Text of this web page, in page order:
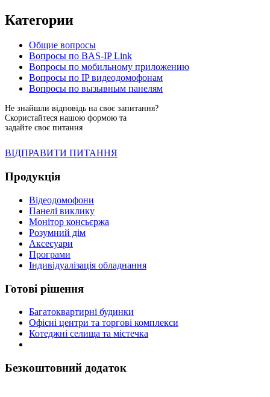
Категории
Общие вопросы
Вопросы по BAS-IP Link
Вопросы по мобильному приложению
Вопросы по IP видеодомофонам
Вопросы по вызывным панелям
Не знайшли відповідь на своє запитання?
Скористайтеся нашою формою та
задайте своє питання
ВІДПРАВИТИ ПИТАННЯ
Продукція
Відеодомофони
Панелі виклику
Монітор консьєржа
Розумний дім
Аксесуари
Програми
Індивідуалізація обладнання
Готові рішення
Багатоквартирні будинки
Офісні центри та торгові комплекси
Котеджні селища та містечка
Безкоштовний додаток